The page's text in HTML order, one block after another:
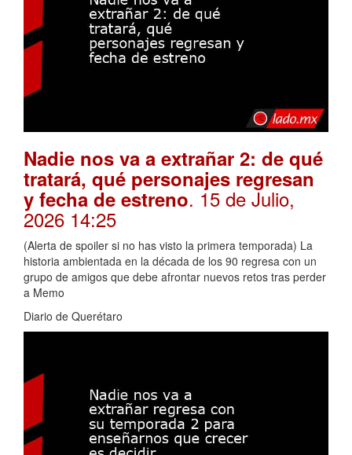
Nadie nos va a extrañar 2: de qué
tratará, qué personajes regresan
y fecha de estreno. 15 de Julio,
2026 14:25
(Alerta de spoiler si no has visto la primera temporada) La
historia ambientada en la década de los 90 regresa con un
grupo de amigos que debe afrontar nuevos retos tras perder
a Memo
Diario de Querétaro